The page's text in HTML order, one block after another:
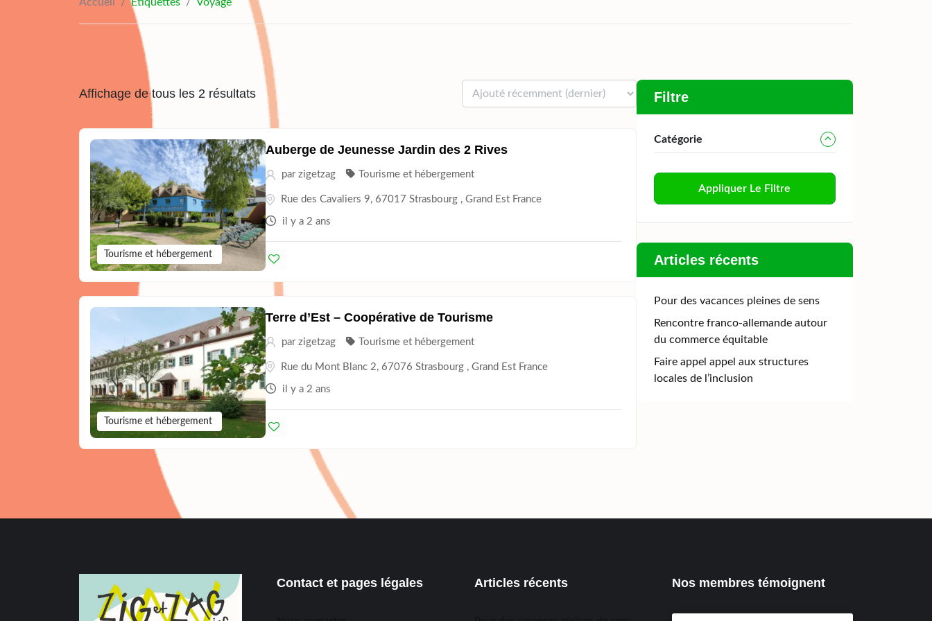
Affichage de tous les 2 résultats
Tourisme et hébergement
Auberge de Jeunesse Jardin des 2 Rives
par zigetzag Tourisme et hébergement
Rue des Cavaliers 9, 67017 Strasbourg , Grand Est France
il y a 2 ans
Tourisme et hébergement
Terre d’Est – Coopérative de Tourisme
par zigetzag Tourisme et hébergement
Rue du Mont Blanc 2, 67076 Strasbourg , Grand Est France
il y a 2 ans
Filtre
Catégorie
Appliquer Le Filtre
Articles récents
Pour des vacances pleines de sens
Rencontre franco-allemande autour
du commerce équitable
Faire appel appel aux structures
locales de l’inclusion
Contact et pages légales Articles récents Nos membres témoignent